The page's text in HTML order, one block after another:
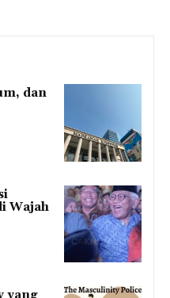
dan
Wajah